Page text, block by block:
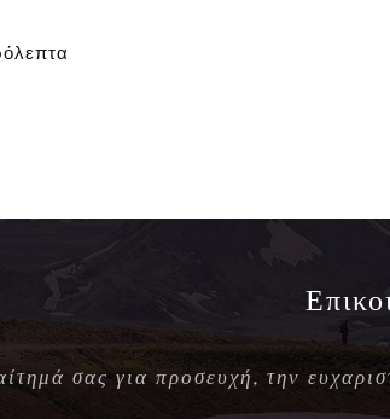
σας για προσευχή, την